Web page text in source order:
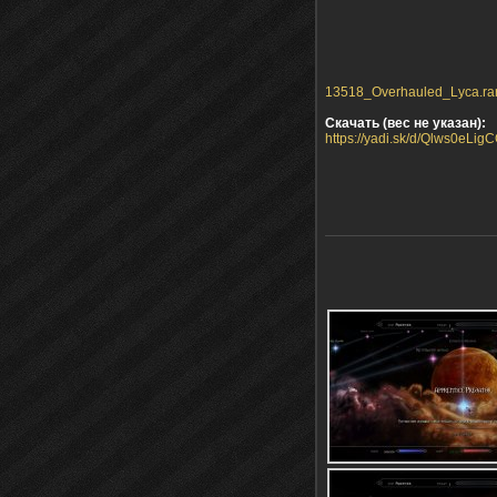
Скачать (вес не указан):
https://yadi.sk/d/